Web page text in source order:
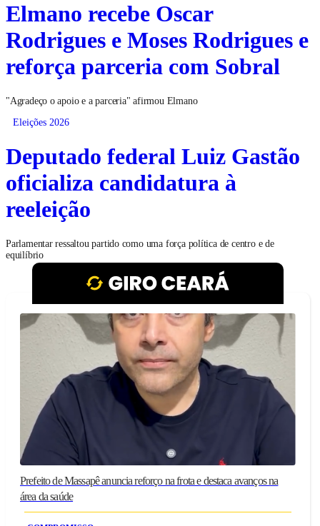
Elmano recebe Oscar
Rodrigues e Moses Rodrigues e
reforça parceria com Sobral
"Agradeço o apoio e a parceria" afirmou Elmano
Eleições 2026
Deputado federal Luiz Gastão
oficializa candidatura à
reeleição
Parlamentar ressaltou partido como uma força política de centro e de
equilíbrio
Prefeito de Massapê anuncia reforço na frota e destaca avanços na
área da saúde